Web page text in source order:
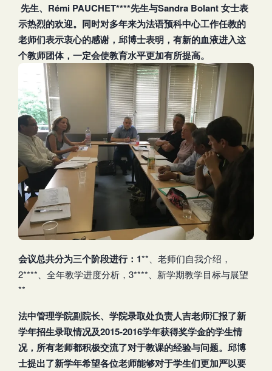
先生、Rémi PAUCHET****先生与Sandra Bolant女士表
示热烈的欢迎。同时对多年来为法语预科中心工作任教的
老师们表示衷心的感谢，邱博士表明，有新的血液进入这
个教师团体，一定会使教育水平更加有所提高。
会议总共分为三个阶段进行：1**、老师们自我介绍，
2****、全年教学进度分析，3****、新学期教学目标与展望
**
法中管理学院副院长、学院录取处负责人吉老师汇报了新
学年招生录取情况及2015-2016学年获得奖学金的学生情
况，所有老师都积极交流了对于教课的经验与问题。邱博
士提出了新学年希望各位老师能够对于学生们更加严以要